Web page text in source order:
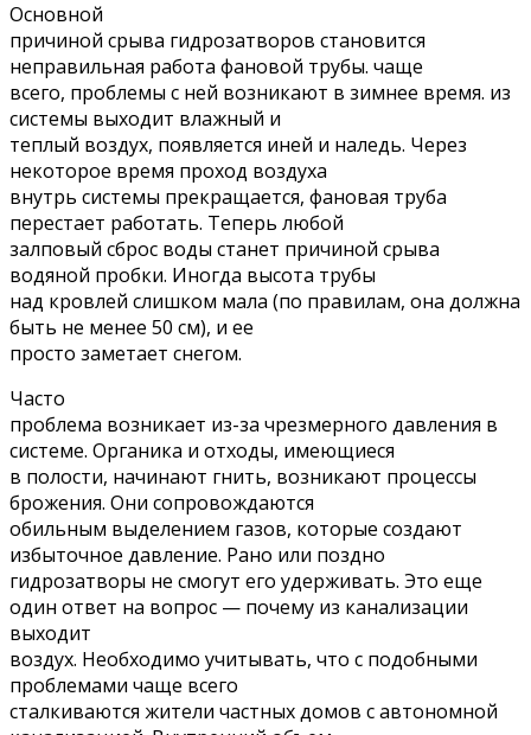
Основной
причиной срыва гидрозатворов становится
неправильная работа фановой трубы. чаще
всего, проблемы с ней возникают в зимнее время. из
системы выходит влажный и
теплый воздух, появляется иней и наледь. Через
некоторое время проход воздуха
внутрь системы прекращается, фановая труба
перестает работать. Теперь любой
залповый сброс воды станет причиной срыва
водяной пробки. Иногда высота трубы
над кровлей слишком мала (по правилам, она должна
быть не менее 50 см), и ее
просто заметает снегом.
Часто
проблема возникает из-за чрезмерного давления в
системе. Органика и отходы, имеющиеся
в полости, начинают гнить, возникают процессы
брожения. Они сопровождаются
обильным выделением газов, которые создают
избыточное давление. Рано или поздно
гидрозатворы не смогут его удерживать. Это еще
один ответ на вопрос — почему из канализации
выходит
воздух. Необходимо учитывать, что с подобными
проблемами чаще всего
сталкиваются жители частных домов с автономной